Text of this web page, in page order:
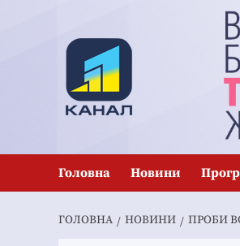
Головна Новини
ГОЛОВНА НОВИНИ ПРОБИ